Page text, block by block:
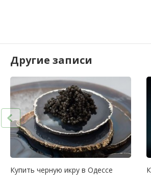
Другие записи
Купить черную икру в Одессе